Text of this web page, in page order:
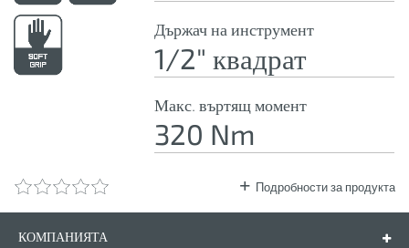
Държач на инструмент
1/2" квадрат
Макс. въртящ момент
320 Nm
Подробности за продукта
КОМПАНИЯТА